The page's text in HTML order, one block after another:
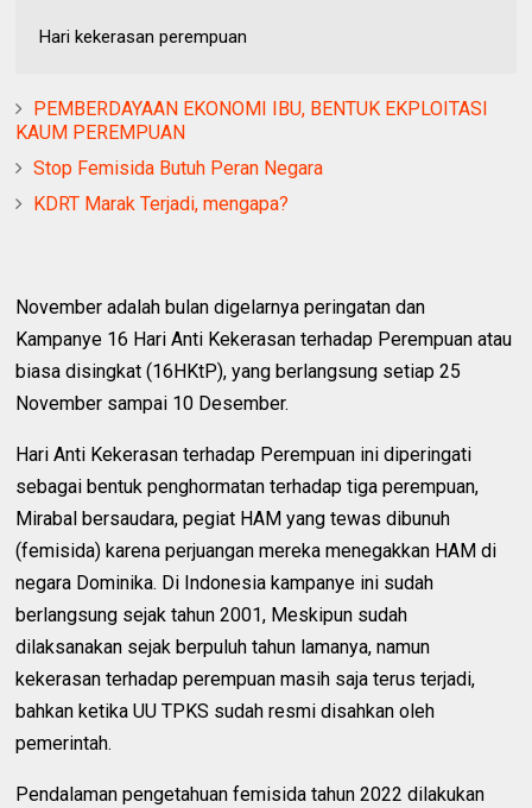
Hari kekerasan perempuan
PEMBERDAYAAN EKONOMI IBU, BENTUK EKPLOITASI
KAUM PEREMPUAN
Stop Femisida Butuh Peran Negara
KDRT Marak Terjadi, mengapa?
November adalah bulan digelarnya peringatan dan
Kampanye 16 Hari Anti Kekerasan terhadap Perempuan atau
biasa disingkat (16HKtP), yang berlangsung setiap 25
November sampai 10 Desember.
Hari Anti Kekerasan terhadap Perempuan ini diperingati
sebagai bentuk penghormatan terhadap tiga perempuan,
Mirabal bersaudara, pegiat HAM yang tewas dibunuh
(femisida) karena perjuangan mereka menegakkan HAM di
negara Dominika. Di Indonesia kampanye ini sudah
berlangsung sejak tahun 2001, Meskipun sudah
dilaksanakan sejak berpuluh tahun lamanya, namun
kekerasan terhadap perempuan masih saja terus terjadi,
bahkan ketika UU TPKS sudah resmi disahkan oleh
pemerintah.
Pendalaman pengetahuan femisida tahun 2022 dilakukan